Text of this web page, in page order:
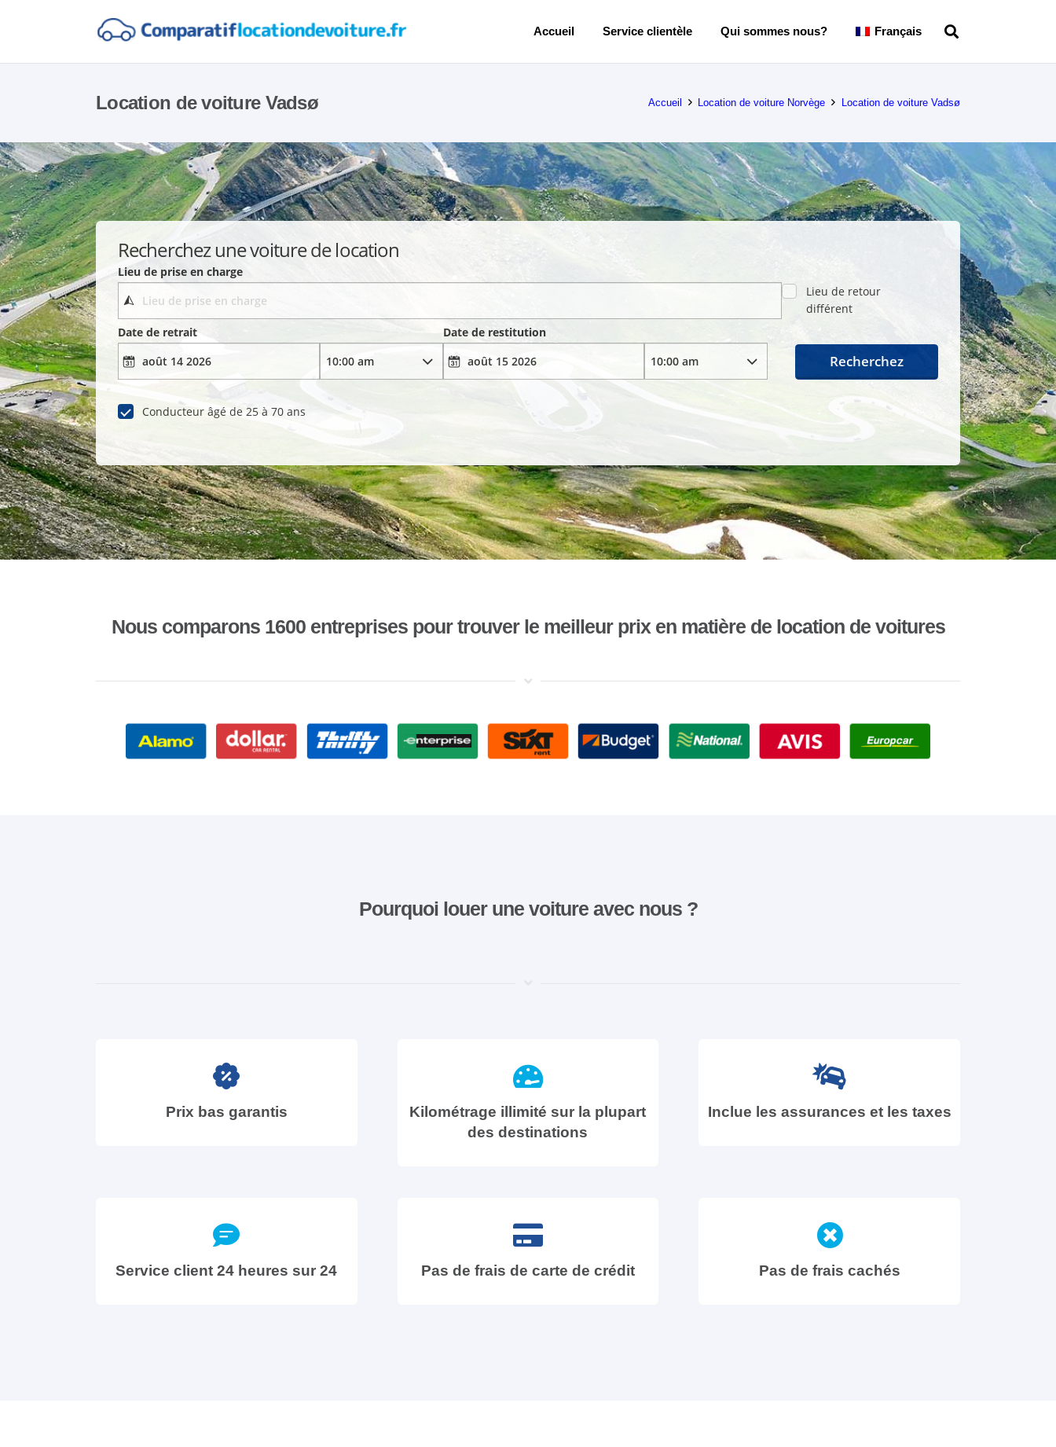
Accueil Service clientèle Qui sommes nous? Français
Location de voiture Vadsø Accueil Location de voiture Norvège Location de voiture Vadsø
Recherchez une voiture de location
Lieu de prise en charge
Lieu de retour
différent
Date de retrait
Date de restitution
Conducteur âgé de 25 à 70 ans
Recherchez
Nous comparons 1600 entreprises pour trouver le meilleur prix en matière de location de voitures
Pourquoi louer une voiture avec nous ?
Prix bas garantis
Kilométrage illimité sur la plupart
des destinations
Inclue les assurances et les taxes
Service client 24 heures sur 24 Pas de frais de carte de crédit Pas de frais cachés